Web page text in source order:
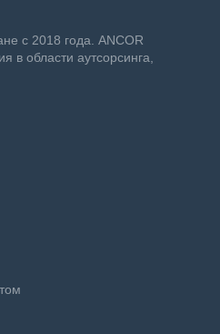
с 2018 года. ANCOR
в области аутсорсинга,